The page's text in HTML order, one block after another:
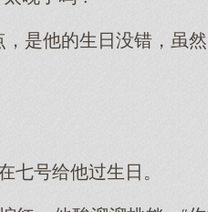
是他的生日没错，虽然
七号给他过生日。